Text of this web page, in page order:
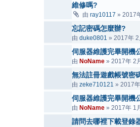
維修嗎?
由 ray10117 » 2017
忘記密碼怎麼辦?
由 duke0801 » 2017年
伺服器維護完畢開機
由 NoName » 2017年 2
無法註冊遊戲帳號密
由 zeke710121 » 2017
伺服器維護完畢開機
由 NoName » 2017年 1
請問去哪裡下載登錄